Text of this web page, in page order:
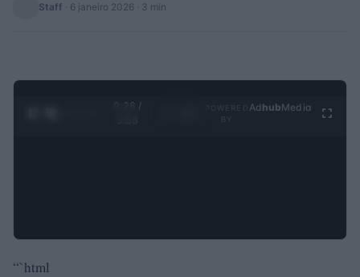
Staff · 6 janeiro 2026 · 3 min
0:28 /
Ad hubMedia
“`html